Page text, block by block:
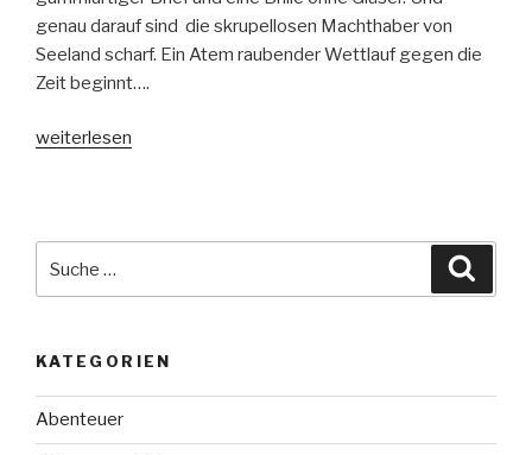
genau darauf sind die skrupellosen Machthaber von
Seeland scharf. Ein Atem raubender Wettlauf gegen die
Zeit beginnt….
„Seeland“
weiterlesen
nach:
KATEGORIEN
Abenteuer